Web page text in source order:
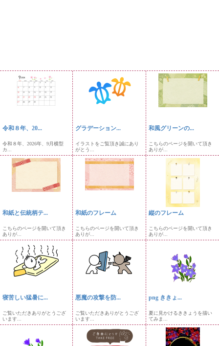
令和８年、20...
令和８年、2026年、9月横型
カ...
グラデーション...
イラストをご覧頂き誠にあり
がとう...
和風グリーンの...
こちらのページを開いて頂き
ありが...
和紙と伝統柄テ...
こちらのページを開いて頂き
ありが...
和紙のフレーム
こちらのページを開いて頂き
ありが...
縦のフレーム
こちらのページを開いて頂き
ありが...
寝苦しい猛暑に...
ご覧いただきありがとうござ
います...
悪魔の攻撃を防...
ご覧いただきありがとうござ
います...
png ききょ...
夏に見かけるききょうを描い
てみま...